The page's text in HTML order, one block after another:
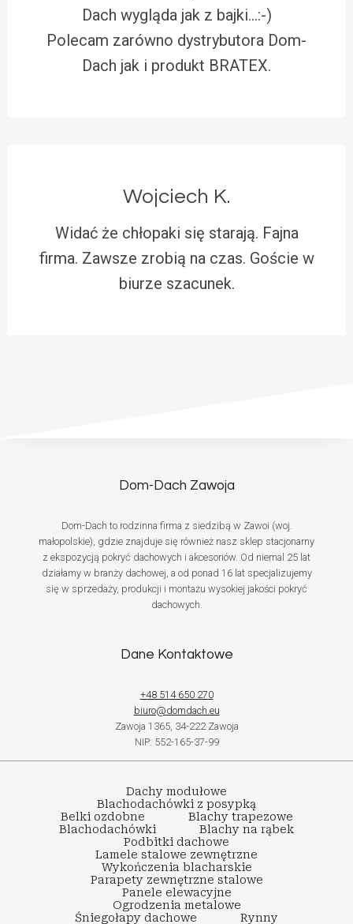
Dach wygląda jak z bajki…:-)
Polecam zarówno dystrybutora Dom-
Dach jak i produkt BRATEX.
Wojciech K.
Widać że chłopaki się starają. Fajna
firma. Zawsze zrobią na czas. Goście w
biurze szacunek.
Dom-Dach Zawoja
Dom-Dach to rodzinna firma z siedzibą w Zawoi (woj.
małopolskie), gdzie znajduje się również nasz sklep stacjonarny
z ekspozycją pokryć dachowych i akcesoriów. Od niemal 25 lat
działamy w branży dachowej, a od ponad 16 lat specjalizujemy
się w sprzedaży, produkcji i montażu wysokiej jakości pokryć
dachowych.
Dane Kontaktowe
+48 514 650 270
biuro@domdach.eu
Zawoja 1365, 34-222 Zawoja
NIP: 552-165-37-99
Dachy modułowe
Blachodachówki z posypką
Belki ozdobne
Blachy trapezowe
Blachodachówki
Blachy na rąbek
Podbitki dachowe
Lamele stalowe zewnętrzne
Wykończenia blacharskie
Parapety zewnętrzne stalowe
Panele elewacyjne
Ogrodzenia metalowe
Śniegołapy dachowe
Rynny